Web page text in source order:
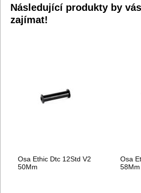
Následující produkty by
zajímat!
Osa Ethic Dtc 12Std V2
50Mm
Osa
58Mm